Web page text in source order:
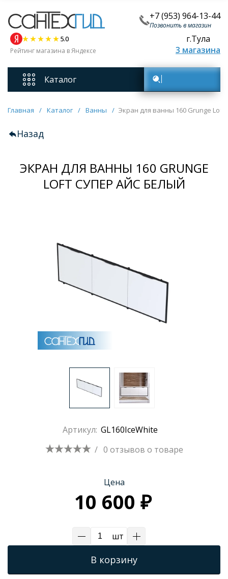
+7 (953) 964-13-44
Позвонить в магазин
5.0
Рейтинг магазина в Яндексе
г.Тула
3 магазина
Каталог
Смесители
Унитазы
Мебель для ванных комнат
Раковины
Душевые кабины
Аксессуары для ванных комнат
Душевые поддоны
Душевые уголки и ограждения
Главная / Каталог / Ванны / Экран для ванны 160 Grunge Loft
Назад
ЭКРАН ДЛЯ ВАННЫ 160 GRUNGE
LOFT СУПЕР АЙС БЕЛЫЙ
Артикул: GL160IceWhite
/ 0 отзывов о товаре
Цена
10 600 ₽
шт
В корзину